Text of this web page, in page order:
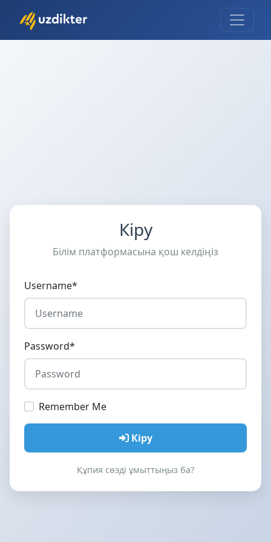
Кіру
Білім платформасына қош келдіңіз
Username*
Password*
Remember Me
Кіру
Құпия сөзді ұмыттыңыз ба?